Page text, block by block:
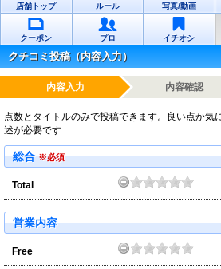
店舗トップ ルール 写真/動画
クーポン プロ イチオシ
クチコミ投稿（内容入力）
内容入力 内容確認
点数とタイトルのみで投稿できます。良い点か気
述が必要です
総合※必須
Total
営業内容
Free